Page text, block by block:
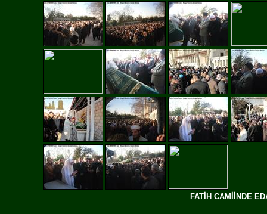
FATİH CAMİİNDE